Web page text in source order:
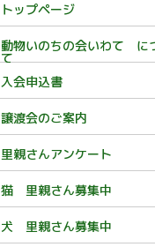
トップページ
動物いのちの会いわて に
て
入会申込書
譲渡会のご案内
里親さんアンケート
猫 里親さん募集中
犬 里親さん募集中